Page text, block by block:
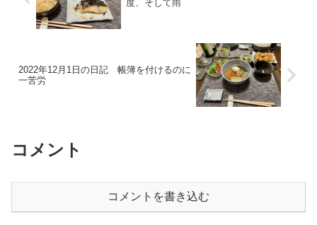
度、そして雨
2022年12月1日の日記 帳簿を付けるのに
一苦労
コメント
コメントを書き込む